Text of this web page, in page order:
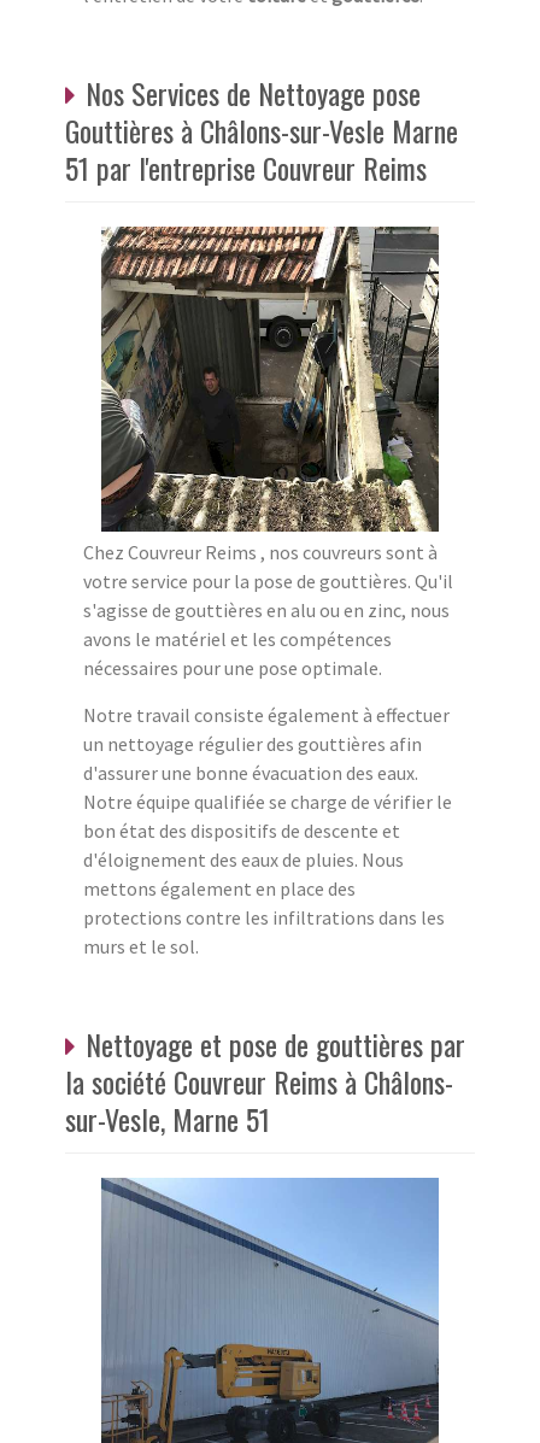
Nos Services de Nettoyage pose
Gouttières à Châlons-sur-Vesle Marne
51 par l'entreprise Couvreur Reims
Chez Couvreur Reims , nos couvreurs sont à
votre service pour la pose de gouttières. Qu'il
s'agisse de gouttières en alu ou en zinc, nous
avons le matériel et les compétences
nécessaires pour une pose optimale.
Notre travail consiste également à effectuer
un nettoyage régulier des gouttières afin
d'assurer une bonne évacuation des eaux.
Notre équipe qualifiée se charge de vérifier le
bon état des dispositifs de descente et
d'éloignement des eaux de pluies. Nous
mettons également en place des
protections contre les infiltrations dans les
murs et le sol.
Nettoyage et pose de gouttières par
la société Couvreur Reims à Châlons-
sur-Vesle, Marne 51